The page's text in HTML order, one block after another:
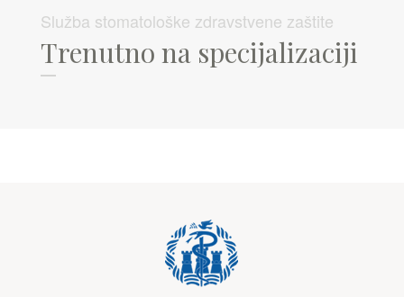
Služba stomatološke zdravstvene zaštite
Trenutno na specijalizaciji